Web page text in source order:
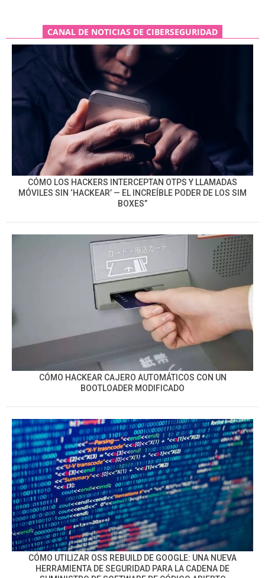
CANAL DE NOTICIAS DE CIBERSEGURIDAD
CÓMO LOS HACKERS INTERCEPTAN OTPS Y LLAMADAS
MÓVILES SIN ‘HACKEAR’ — EL INCREÍBLE PODER DE LOS SIM
BOXES”
CÓMO HACKEAR CAJERO AUTOMÁTICOS CON UN
BOOTLOADER MODIFICADO
CÓMO UTILIZAR OSS REBUILD DE GOOGLE: UNA NUEVA
HERRAMIENTA DE SEGURIDAD PARA LA CADENA DE